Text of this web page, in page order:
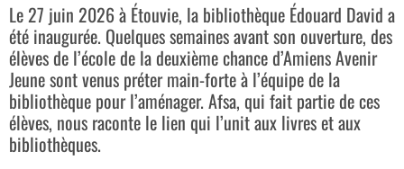
Le 27 juin 2026 à Étouvie, la bibliothèque Édouard David a
été inaugurée. Quelques semaines avant son ouverture, des
élèves de l’école de la deuxième chance d’Amiens Avenir
Jeune sont venus préter main-forte à l’équipe de la
bibliothèque pour l’aménager. Afsa, qui fait partie de ces
élèves, nous raconte le lien qui l’unit aux livres et aux
bibliothèques.